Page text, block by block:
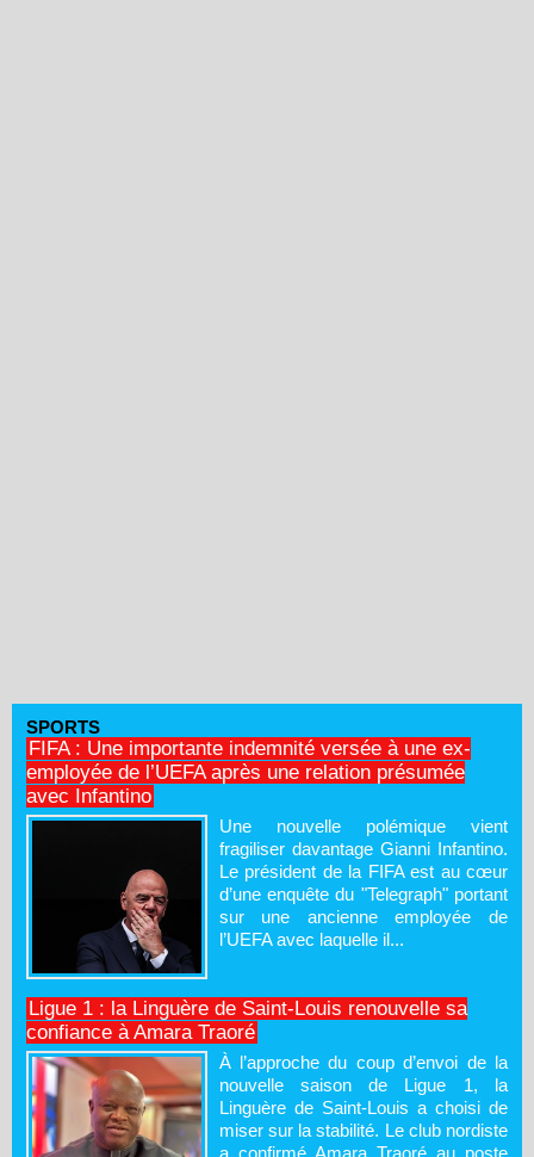
SPORTS
FIFA : Une importante indemnité versée à une ex-
employée de l’UEFA après une relation présumée
avec Infantino
Une nouvelle polémique vient
fragiliser davantage Gianni Infantino.
Le président de la FIFA est au cœur
d’une enquête du "Telegraph" portant
sur une ancienne employée de
l’UEFA avec laquelle il...
Ligue 1 : la Linguère de Saint-Louis renouvelle sa
confiance à Amara Traoré
À l’approche du coup d’envoi de la
nouvelle saison de Ligue 1, la
Linguère de Saint-Louis a choisi de
miser sur la stabilité. Le club nordiste